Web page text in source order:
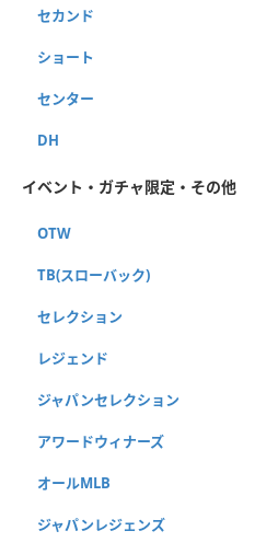
セカンド
ショート
センター
DH
イベント・ガチャ限定・その他
OTW
TB(スローバック)
セレクション
レジェンド
ジャパンセレクション
アワードウィナーズ
オールMLB
ジャパンレジェンズ